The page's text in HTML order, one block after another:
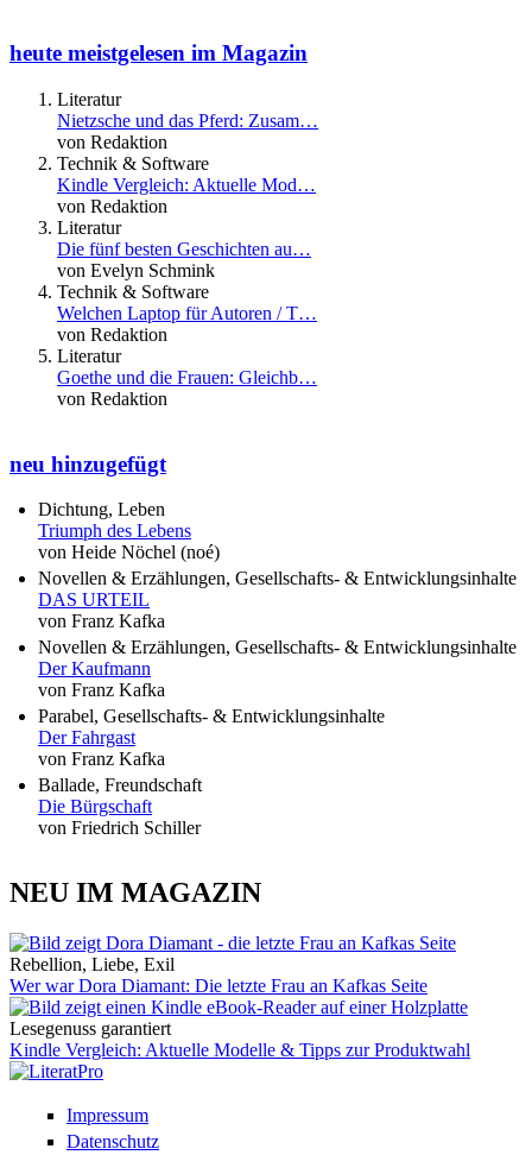
heute meistgelesen im Magazin
Literatur
Nietzsche und das Pferd: Zusam…
von Redaktion
Technik & Software
Kindle Vergleich: Aktuelle Mod…
von Redaktion
Literatur
Die fünf besten Geschichten au…
von Evelyn Schmink
Technik & Software
Welchen Laptop für Autoren / T…
von Redaktion
Literatur
Goethe und die Frauen: Gleichb…
von Redaktion
neu hinzugefügt
Dichtung, Leben
Triumph des Lebens
von Heide Nöchel (noé)
Novellen & Erzählungen, Gesellschafts- & Entwicklungsinhalte
DAS URTEIL
von Franz Kafka
Novellen & Erzählungen, Gesellschafts- & Entwicklungsinhalte
Der Kaufmann
von Franz Kafka
Parabel, Gesellschafts- & Entwicklungsinhalte
Der Fahrgast
von Franz Kafka
Ballade, Freundschaft
Die Bürgschaft
von Friedrich Schiller
NEU IM MAGAZIN
Rebellion, Liebe, Exil
Wer war Dora Diamant: Die letzte Frau an Kafkas Seite
Lesegenuss garantiert
Kindle Vergleich: Aktuelle Modelle & Tipps zur Produktwahl
Impressum
Datenschutz